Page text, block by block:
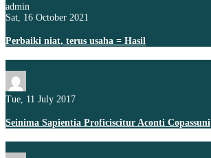
admin
Sat, 16 October 2021
Perbaiki niat, terus usaha = Hasil
Tue, 11 July 2017
Seinima Sapientia Proficiscitur Aconti Copassuni